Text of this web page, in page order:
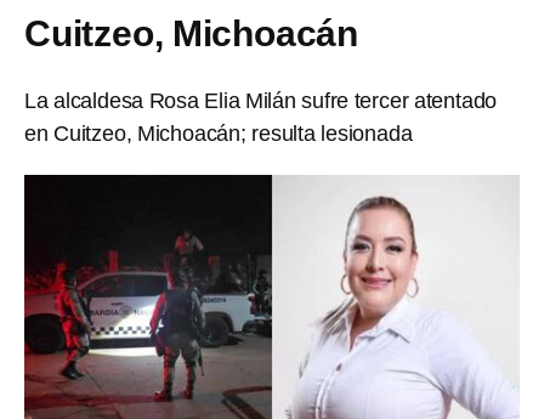
Cuitzeo, Michoacán
La alcaldesa Rosa Elia Milán sufre tercer atentado
en Cuitzeo, Michoacán; resulta lesionada